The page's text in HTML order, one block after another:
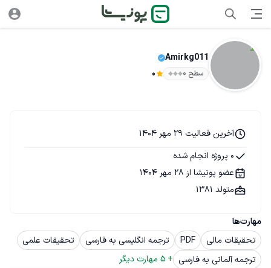
Amirkg011
سطح ۰ 0
مهارت‌ها
تحقیقات مالی
PDF ترجمه انگلیسی به فارسی
تحقیقات علمی
ترجمه آلمانی به فارسی +
5 مهارت دیگر
آخرین فعالیت 29 مهر 1404
0 پروژه انجام شده
عضو پونیشا از 28 مهر 1404
متولد 1381